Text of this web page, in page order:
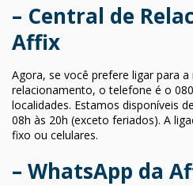
– Central de
Affix
Agora, se você prefere ligar para
relacionamento, o telefone é o
localidades. Estamos disponíveis
08h às 20h (exceto feriados). A
fixo ou celulares.
– WhatsApp da